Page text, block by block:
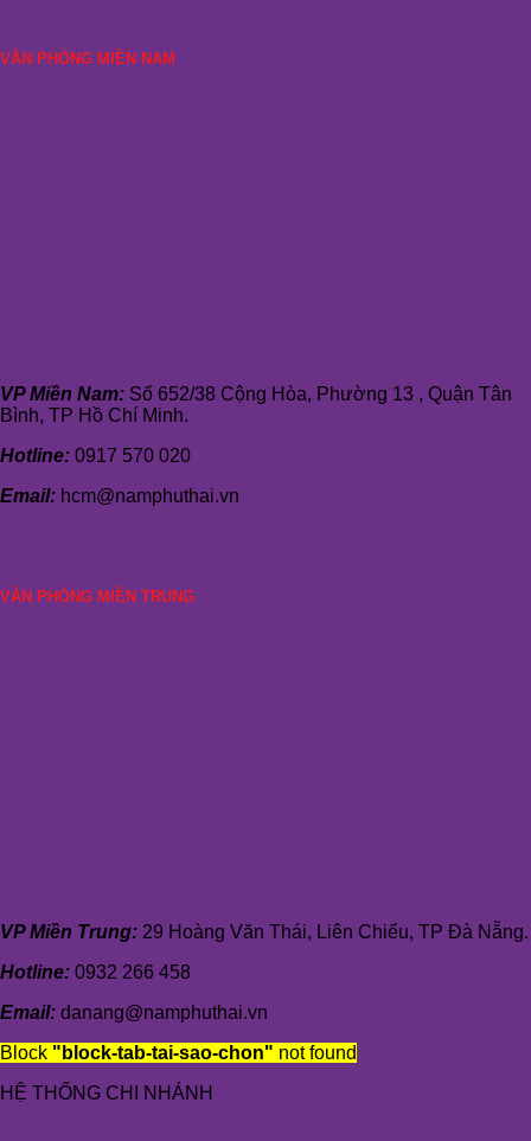
VĂN PHÒNG MIỀN NAM
VP Miền Nam: Số 652/38 Cộng Hòa, Phường 13 , Quận Tân
Bình, TP Hồ Chí Minh.
Hotline: 0917 570 020
Email: hcm@namphuthai.vn
VĂN PHÒNG MIỀN TRUNG
VP Miền Trung: 29 Hoàng Văn Thái, Liên Chiểu, TP Đà Nẵng.
Hotline: 0932 266 458
Email: danang@namphuthai.vn
Block "block-tab-tai-sao-chon" not found
HỆ THỐNG CHI NHÁNH